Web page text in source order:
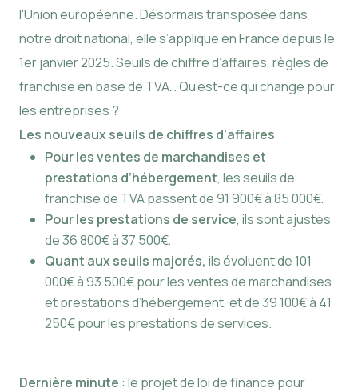
l'Union européenne. Désormais transposée dans
notre droit national, elle s’applique en France depuis le
1er janvier 2025. Seuils de chiffre d’affaires, règles de
franchise en base de TVA… Qu’est-ce qui change pour
les entreprises ?
Les nouveaux seuils de chiffres d’affaires
Pour les ventes de marchandises et
prestations d’hébergement, les seuils de
franchise de TVA passent de 91 900€ à 85 000€.
Pour les prestations de service, ils sont ajustés
de 36 800€ à 37 500€.
Quant aux seuils majorés, ils évoluent de 101
000€ à 93 500€ pour les ventes de marchandises
et prestations d’hébergement, et de 39 100€ à 41
250€ pour les prestations de services.
Dernière minute : le projet de loi de finance pour